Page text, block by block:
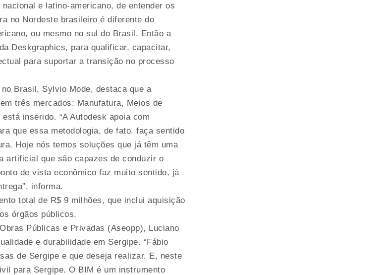
e latino-americano, de entender os
no Nordeste brasileiro é diferente do
ou mesmo no sul do Brasil. Então a
Deskgraphics, para qualificar, capacitar,
para suportar a transição no processo
Brasil, Sylvio Mode, destaca que a
três mercados: Manufatura, Meios de
inserido. “A Autodesk apoia com
que essa metodologia, de fato, faça sentido
Hoje nós temos soluções que já têm uma
artificial que são capazes de conduzir o
de vista econômico faz muito sentido, já
informa.
total de R$ 9 milhões, que inclui aquisição
órgãos públicos.
Públicas e Privadas (Aseopp), Luciano
e durabilidade em Sergipe. “Fábio
de Sergipe e que deseja realizar. E, neste
para Sergipe. O BIM é um instrumento